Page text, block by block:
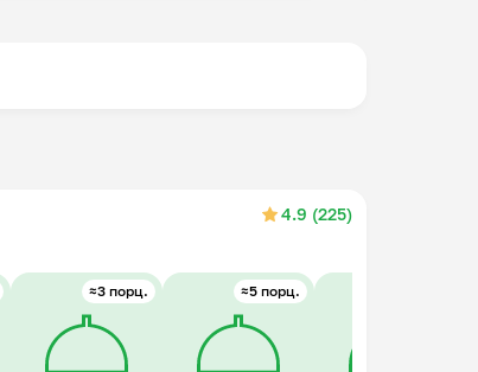
4.9 (225)
≈3 порц. ≈5 порц.